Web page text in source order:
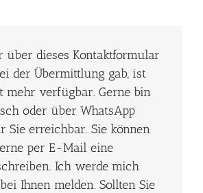
über dieses Kontaktformular
der Übermittlung gab, ist
mehr verfügbar. Gerne bin
oder über WhatsApp
Sie erreichbar. Sie können
per E-Mail eine
Ich werde mich
Ihnen melden. Sollten Sie